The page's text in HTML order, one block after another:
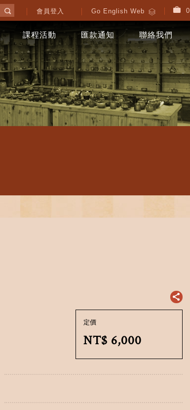
會員登入 Go English Web 0
課程活動 匯款通知 聯絡我們
定價
NT$ 6,000